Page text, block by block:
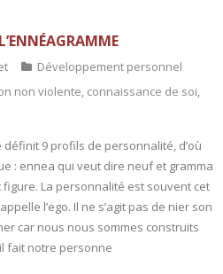
Développement personnel
non violente, connaissance de soi,
définit 9 profils de personnalité, d’où
: ennea qui veut dire neuf et gramma
La personnalité est souvent cet
l’ego. Il ne s’agit pas de nier son
car nous nous sommes construits
fait notre personne